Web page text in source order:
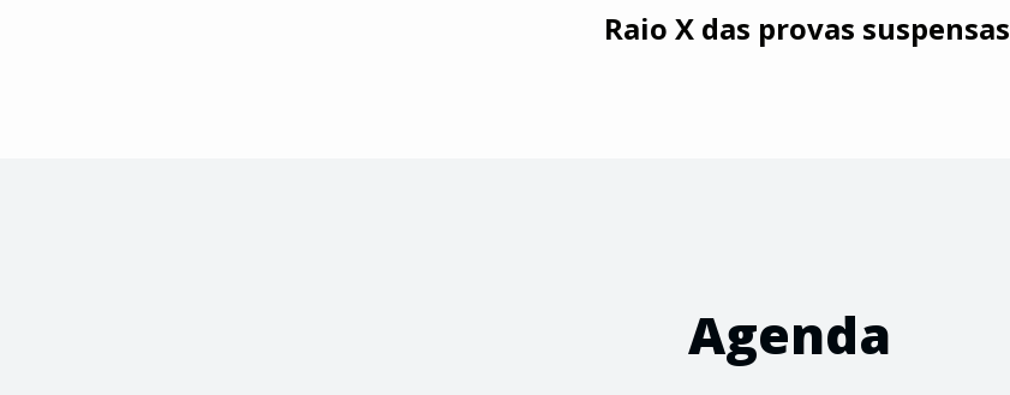
Raio X das provas suspensas
Agenda